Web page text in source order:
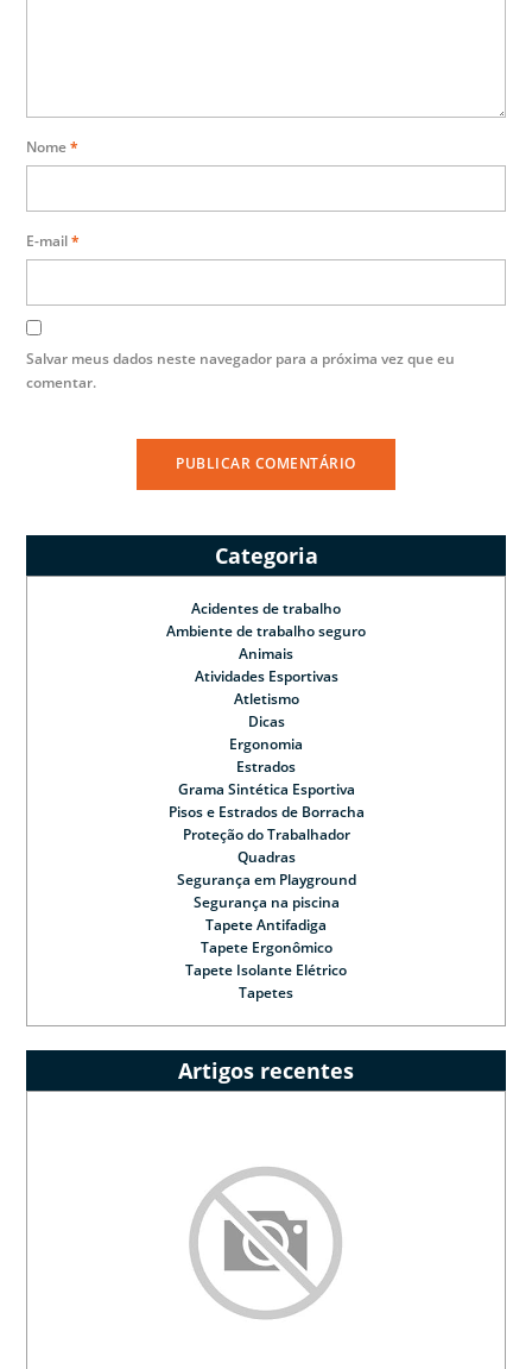
Nome*
E-mail*
Salvar meus dados neste navegador para a próxima vez que eu
comentar.
Categoria
Acidentes de trabalho
Ambiente de trabalho seguro
Animais
Atividades Esportivas
Atletismo
Dicas
Ergonomia
Estrados
Grama Sintética Esportiva
Pisos e Estrados de Borracha
Proteção do Trabalhador
Quadras
Segurança em Playground
Segurança na piscina
Tapete Antifadiga
Tapete Ergonômico
Tapete Isolante Elétrico
Tapetes
Artigos recentes